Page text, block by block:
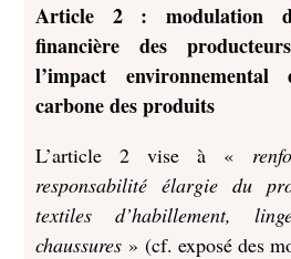
Article 2 : modulation
financière des
l’impact
carbone des produits
L’article 2 vise à «
responsabilité élargie du
textiles d’habillement,
chaussures » (cf. exposé des